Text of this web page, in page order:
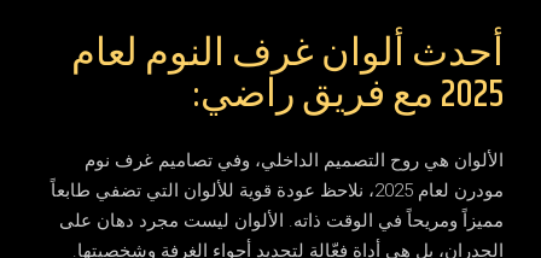
أحدث ألوان غرف النوم لعام
2025 مع فريق راضي:
الألوان هي روح التصميم الداخلي، وفيتصاميم غرف نوم
مودرن
لعام 2025، نلاحظ عودة قوية للألوان التي تضفي طابعاً
مميزاً ومريحاً في الوقت ذاته. الألوان ليست مجرد دهان على
الجدران، بل هي أداة فعّالة لتحديد أجواء الغرفة وشخصيتها.